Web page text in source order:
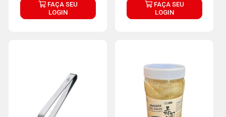
FAÇA SEU
LOGIN
FAÇA SEU
LOGIN